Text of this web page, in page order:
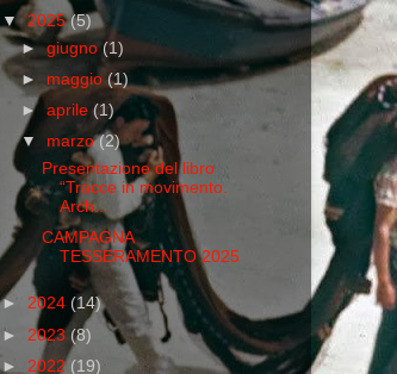
▼2025 (5)
►giugno (1)
► maggio(1)
►aprile(1)
▼ marzo(2)
Presentazione del libro
“Tracce in movimento.
Arch...
CAMPAGNA
TESSERAMENTO 2025
► 2024 (14)
► 2023 (8)
► 2022 (19)